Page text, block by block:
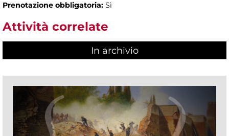
Prenotazione obbligatoria: Sì
Attività correlate
In archivio